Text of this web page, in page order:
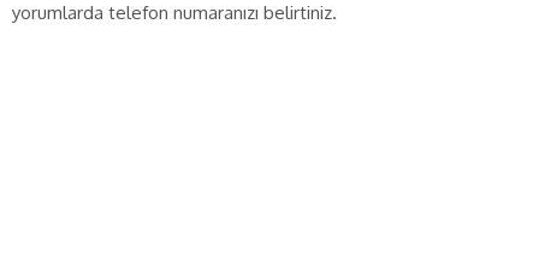
yorumlarda telefon numaranızı belirtiniz.